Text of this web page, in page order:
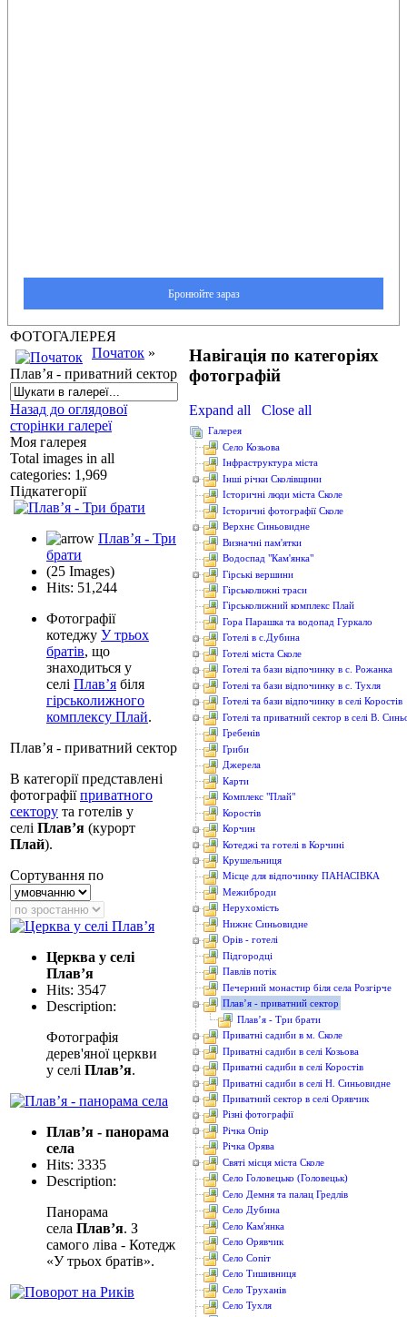
ФОТОГАЛЕРЕЯ
Початок »
Плав’я - приватний сектор
Назад до оглядової
сторінки галереї
Моя галерея
Total images in all
categories: 1,969
Підкатегорії
Плав’я - Три
брати
(25 Images)
Hits: 51,244
Фотографії
котеджу У трьох
братів, що
знаходиться у
селі Плав’я біля
гірськолижного
комплексу Плай.
Плав’я - приватний сектор
В категорії представлені
фотографіїприватного
сектору та готелів у
селі Плав’я (курорт
Плай).
Сортування по
Церква у селі
Плав’я
Hits: 3547
Description:
Фотографія
дерев'яної церкви
у селі Плав’я.
Плав’я - панорама
села
Hits: 3335
Description:
Панорама
села Плав’я. З
самого ліва - Котедж
«У трьох братів».
Навігація по категоріях
фотографій
Expand all Close all
Галерея
Cело Козьова
Інфраструктура міста
Інші річки Сколівщини
Історичні люди міста Сколе
Історичні фотографії Сколе
Верхнє Синьовидне
Визначні пам'ятки
Водоcпад "Кам'янка"
Гірські вершини
Гірськолижні траси
Гірськолижний комплекс Плай
Гора Парашка та водопад Гуркало
Готелі в с.Дубина
Готелі міста Сколе
Готелі та бази відпочинку в с. Рожанка
Готелі та бази відпочинку в с. Тухля
Готелі та бази відпочинку в селі Коростів
Готелі та приватний сектор в селі В.
Гребенів
Гриби
Джерела
Карти
Комплекс "Плай"
Коростів
Корчин
Котеджі та готелі в Корчині
Крушельниця
Місце для відпочинку ПАНАСІВКА
Межиброди
Нерухомість
Нижнє Синьовидне
Орів - готелі
Підгородці
Павлів потік
Печерний монастир біля села Розгірче
Плав’я - приватний сектор
Плав’я - Три брати
Приватні садиби в м. Сколе
Приватні садиби в селі Козьова
Приватні садиби в селі Коростів
Приватні садиби в селі Н. Синьовидне
Приватний сектор в селі Орявчик
Різні фотографії
Річка Опір
Річка Орява
Святі місця міста Сколе
Село Головецько (Головецьк)
Село Демня та палац Гредлів
Село Дубина
Село Кам'янка
Село Орявчик
Село Сопіт
Село Тишивниця
Село Труханів
Село Тухля